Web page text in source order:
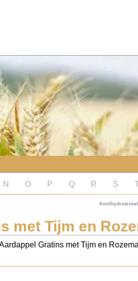
N O P Q R S
met Tijm en
Gratins met Tijm en